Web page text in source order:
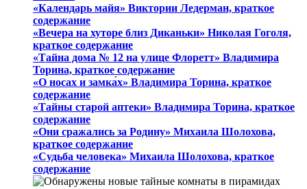
«Календарь майя» Виктории Ледерман, краткое
содержание
«Вечера на хуторе близ Диканьки» Николая Гоголя,
краткое содержание
«Тайна дома № 12 на улице Флоретт» Владимира
Торина, краткое содержание
«О носах и замка́х» Владимира Торина, краткое
содержание
«Тайны старой аптеки» Владимира Торина, краткое
содержание
«Они сражались за Родину» Михаила Шолохова,
краткое содержание
«Судьба человека» Михаила Шолохова, краткое
содержание